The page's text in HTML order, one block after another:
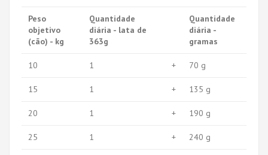
Peso
objetivo
(cão) - kg
Quantidade
diária - lata de
363g
Quantidade
diária -
gramas
10 1 + 70 g
15 1 + 135 g
20 1 + 190 g
25 1 + 240 g